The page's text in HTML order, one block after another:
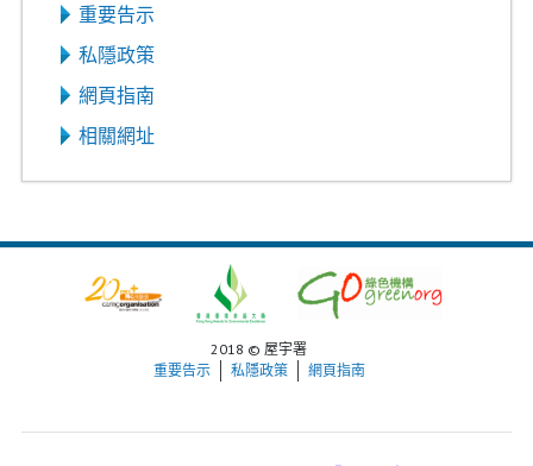
重要告示
私隱政策
網頁指南
相關網址
2018 © 屋宇署
重要告示
私隱政策 網頁指南